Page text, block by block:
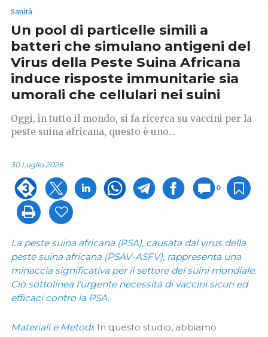
Sanità
Un pool di particelle simili a
batteri che simulano antigeni del
Virus della Peste Suina Africana
induce risposte immunitarie sia
umorali che cellulari nei suini
Oggi, in tutto il mondo, si fa ricerca su vaccini per la
peste suina africana, questo è uno...
30 Luglio 2025
0
La peste suina africana (PSA), causata dal virus della
peste suina africana (PSAV-ASFV), rappresenta una
minaccia significativa per il settore dei suini mondiale.
Ciò sottolinea l'urgente necessità di vaccini sicuri ed
efficaci contro la PSA.
Materiali e Metodi: In questo studio, abbiamo